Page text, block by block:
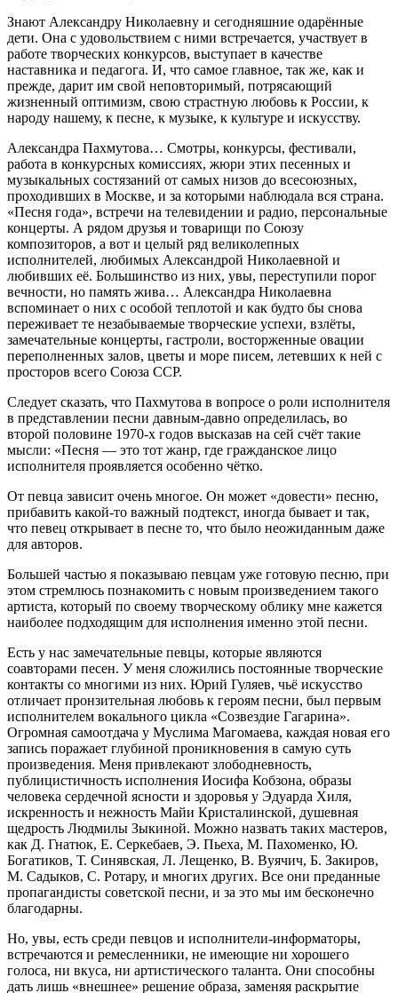
Знают Александру Николаевну и сегодняшние одарённые
дети. Она с удовольствием с ними встречается, участвует в
работе творческих конкурсов, выступает в качестве
наставника и педагога. И, что самое главное, так же, как и
прежде, дарит им свой неповторимый, потрясающий
жизненный оптимизм, свою страстную любовь к России, к
народу нашему, к песне, к музыке, к культуре и искусству.
Александра Пахмутова… Смотры, конкурсы, фестивали,
работа в конкурсных комиссиях, жюри этих песенных и
музыкальных состязаний от самых низов до всесоюзных,
проходивших в Москве, и за которыми наблюдала вся страна.
«Песня года», встречи на телевидении и радио, персональные
концерты. А рядом друзья и товарищи по Союзу
композиторов, а вот и целый ряд великолепных
исполнителей, любимых Александрой Николаевной и
любивших её. Большинство из них, увы, переступили порог
вечности, но память жива… Александра Николаевна
вспоминает о них с особой теплотой и как будто бы снова
переживает те незабываемые творческие успехи, взлёты,
замечательные концерты, гастроли, восторженные овации
переполненных залов, цветы и море писем, летевших к ней с
просторов всего Союза ССР.
Следует сказать, что Пахмутова в вопросе о роли исполнителя
в представлении песни давным-давно определилась, во
второй половине 1970-х годов высказав на сей счёт такие
мысли: «Песня — это тот жанр, где гражданское лицо
исполнителя проявляется особенно чётко.
От певца зависит очень многое. Он может «довести» песню,
прибавить какой-то важный подтекст, иногда бывает и так,
что певец открывает в песне то, что было неожиданным даже
для авторов.
Большей частью я показываю певцам уже готовую песню, при
этом стремлюсь познакомить с новым произведением такого
артиста, который по своему творческому облику мне кажется
наиболее подходящим для исполнения именно этой песни.
Есть у нас замечательные певцы, которые являются
соавторами песен. У меня сложились постоянные творческие
контакты со многими из них. Юрий Гуляев, чьё искусство
отличает пронзительная любовь к героям песни, был первым
исполнителем вокального цикла «Созвездие Гагарина».
Огромная самоотдача у Муслима Магомаева, каждая новая его
запись поражает глубиной проникновения в самую суть
произведения. Меня привлекают злободневность,
публицистичность исполнения Иосифа Кобзона, образы
человека сердечной ясности и здоровья у Эдуарда Хиля,
искренность и нежность Майи Кристалинской, душевная
щедрость Людмилы Зыкиной. Можно назвать таких мастеров,
как Д. Гнатюк, Е. Серкебаев, Э. Пьеха, М. Пахоменко, Ю.
Богатиков, Т. Синявская, Л. Лещенко, В. Вуячич, Б. Закиров,
М. Садыков, С. Ротару, и многих других. Все они преданные
пропагандисты советской песни, и за это мы им бесконечно
благодарны.
Но, увы, есть среди певцов и исполнители-информаторы,
встречаются и ремесленники, не имеющие ни хорошего
голоса, ни вкуса, ни артистического таланта. Они способны
дать лишь «внешнее» решение образа, заменяя раскрытие